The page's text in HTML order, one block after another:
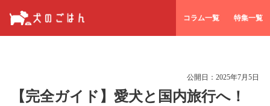
コラム一覧 特集一覧
公開日：2025年7月5日
【完全ガイド】愛犬と国内旅行へ！